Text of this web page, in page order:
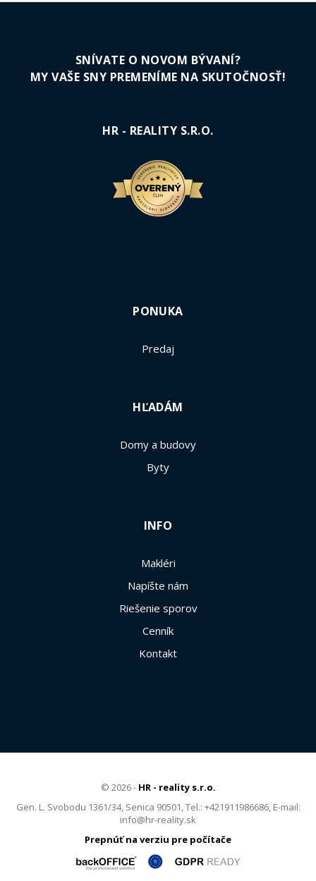
SNÍVATE O NOVOM BÝVANÍ?
MY VAŠE SNY PREMENÍME NA SKUTOČNOSŤ!
HR - REALITY S.R.O.
PONUKA
Predaj
HĽADÁM
Domy a budovy
Byty
INFO
Makléri
Napíšte nám
Riešenie sporov
Cenník
Kontakt
© 2026 - HR - reality s.r.o.
Gen. L. Svobodu 1361/34, Senica 90501, Tel.: +421911986686, E-mail:
info@hr-reality.sk
Prepnúť na verziu pre počítače